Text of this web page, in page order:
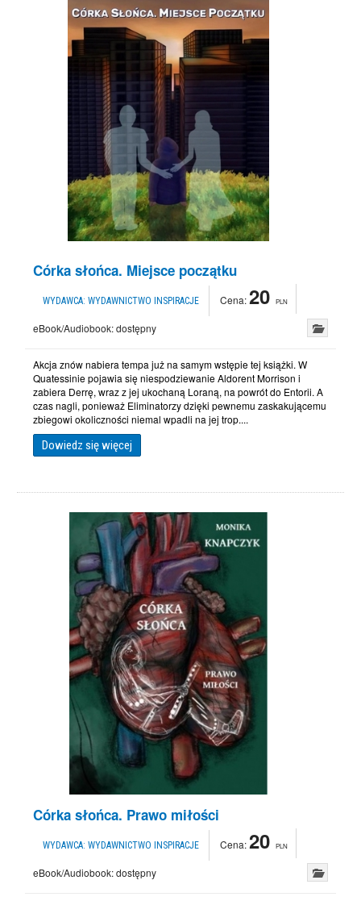
Córka słońca. Miejsce początku
WYDAWCA: WYDAWNICTWO INSPIRACJE Cena:20 PLN
eBook/Audiobook:dostępny
Akcja znów nabiera tempa już na samym wstępie tej książki. W
Quatessinie pojawia się niespodziewanie Aldorent Morrison i
zabiera Derrę, wraz z jej ukochaną Loraną, na powrót do Entorii. A
czas nagli, ponieważ Eliminatorzy dzięki pewnemu zaskakującemu
zbiegowi okoliczności niemal wpadli na jej trop....
Dowiedz się więcej
Córka słońca. Prawo miłości
WYDAWCA: WYDAWNICTWO INSPIRACJE Cena:20 PLN
eBook/Audiobook:dostępny